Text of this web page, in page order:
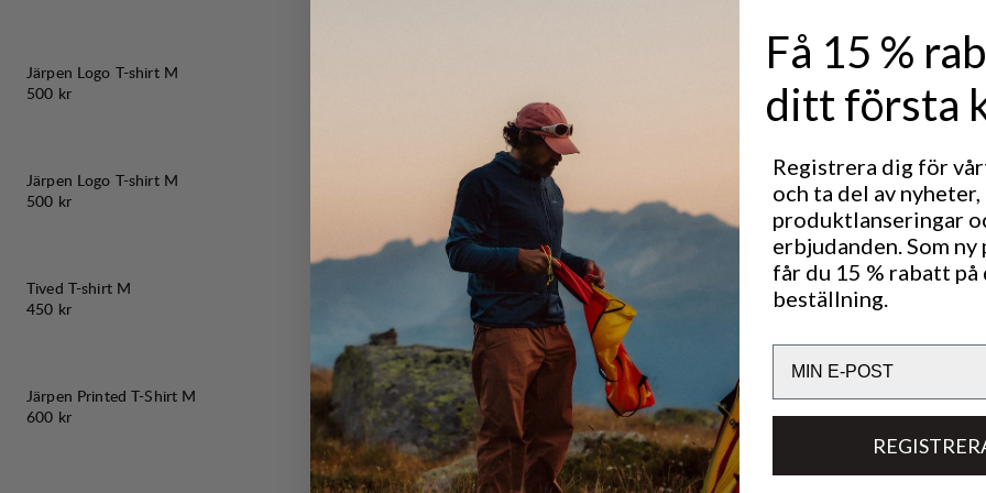
Järpen Logo T-shirt M
Pris:
500 kr
Knak Ms Tee
600 kr
Järpen Logo T-shirt M
Pris:
500 kr
Tyre Merino T-Shirt M
Originalpris:Reapris
490 kr
REA:
30%
Tyre Merino T-Shirt M
Originalpris:
700 kr Reapris:
490 kr
Tived T-shirt M
Pris:
450 kr
Knak Ms Tee
Tived T-shirt M
Pris:
450 kr
Järpen Printed T-Shirt M
Pris:
600 kr
Järpen Printed T-Shirt M
Pris:
600 kr
Tived T-shirt M
Pris:
450 kr
Få 15 %
ditt första
Registrera dig för
och ta del av nyheter,
produktlanseringar
erbjudanden. Som
får du 15 % rabatt
beställning.